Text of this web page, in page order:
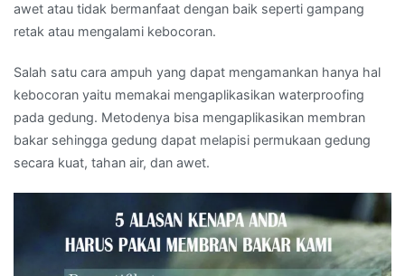
awet atau tidak bermanfaat dengan baik seperti gampang
retak atau mengalami kebocoran.
Salah satu cara ampuh yang dapat mengamankan hanya hal
kebocoran yaitu memakai mengaplikasikan waterproofing
pada gedung. Metodenya bisa mengaplikasikan membran
bakar sehingga gedung dapat melapisi permukaan gedung
secara kuat, tahan air, dan awet.